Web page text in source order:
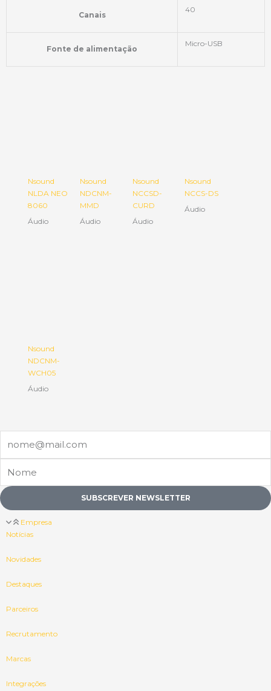
Canais
40
Fonte de alimentação
Micro-USB
Nsound
NLDA NEO
8060
Áudio
Nsound
NDCNM-
MMD
Áudio
Nsound
NCCSD-
CURD
Áudio
Nsound
NCCS-DS
Áudio
Nsound
NDCNM-
WCH05
Áudio
SUBSCREVER NEWSLETTER
Empresa
Notícias
Novidades
Destaques
Parceiros
Recrutamento
Marcas
Integrações